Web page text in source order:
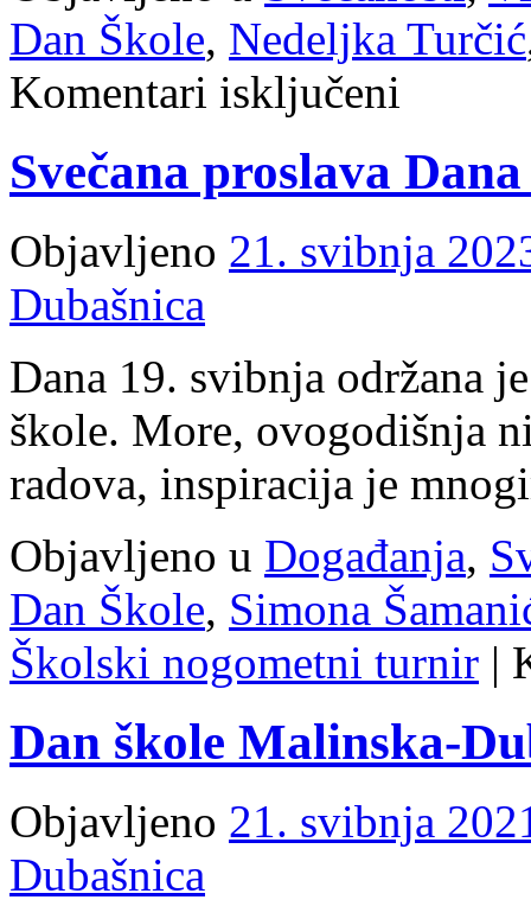
Dan Škole, Nedeljka Turčić
Komentari isključeni
škole
Malinska-
Dubašnica
Svečana proslava
Objavljeno 21. svibnja
Dubašnica
Dana 19. svibnja održana
škole. More, ovogodišnja
radova, inspiracija je
Objavljeno u Događanja,
Dan Škole, Simona
Školski nogometni turnir |
Dan škole Malinska-
Objavljeno 21. svibnja
Dubašnica